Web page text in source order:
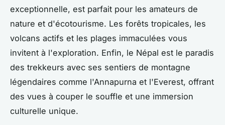
exceptionnelle, est parfait pour les amateurs de
nature et d'écotourisme. Les forêts tropicales, les
volcans actifs et les plages immaculées vous
invitent à l'exploration. Enfin, le Népal est le paradis
des trekkeurs avec ses sentiers de montagne
légendaires comme l'Annapurna et l'Everest, offrant
des vues à couper le souffle et une immersion
culturelle unique.